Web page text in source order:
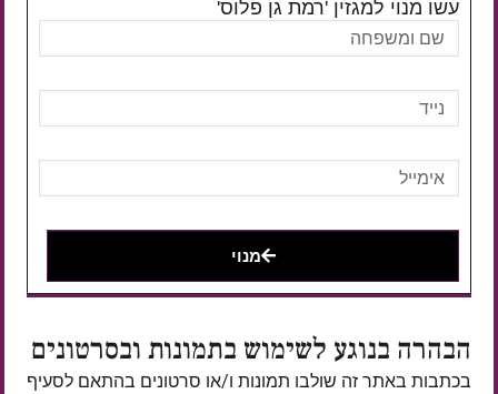
עשו מנוי למגזין 'רמת גן פלוס'
מנוי
הבהרה בנוגע לשימוש בתמונות ובסרטונים
בכתבות באתר זה שולבו תמונות ו/או סרטונים בהתאם לסעיף